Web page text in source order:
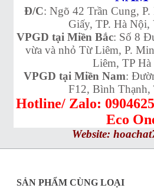
Đ/C: Ngõ 42 Trần Cung,
Giấy, TP. Hà Nội,
VPGD tại Miền Bắc: Số 8
vừa và nhỏ Từ Liêm, P.
Liêm, TP
VPGD tại Miền Nam:
F12, Bình
Hotline/ Zalo:
Eco
Website:
SẢN PHẨM CÙNG LOẠI